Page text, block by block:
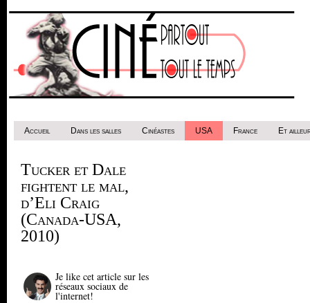
Accueil Dans les salles Cinéastes USA France Et
Tucker et Dale
fightent le mal,
d’Eli Craig
(Canada-USA,
2010)
Je like cet article sur les
réseaux sociaux de
l'internet!